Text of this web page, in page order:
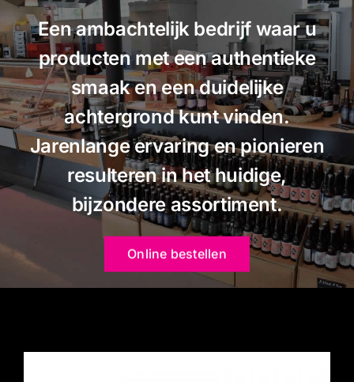
Online bestellen
BBQ
Gourmet
Contact
Een ambachtelijk bedrijf waar u
producten met een authentieke
smaak en een duidelijke
achtergrond kunt vinden.
Jarenlange ervaring en pionieren
resulteren in het huidige,
bijzondere assortiment.
Online bestellen